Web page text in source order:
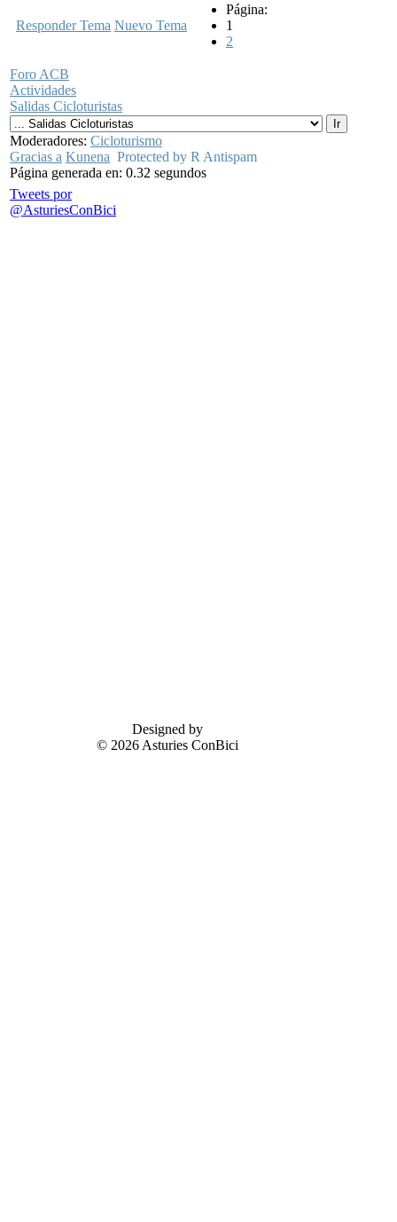
Responder Tema Nuevo Tema
Página:
1
2
Foro ACB
Actividades
Salidas Cicloturistas
Moderadores: Cicloturismo
Gracias a Kunena Protected by R Antispam
Página generada en: 0.32 segundos
Tweets por
@AsturiesConBici
Designed by
© 2026 Asturies ConBici